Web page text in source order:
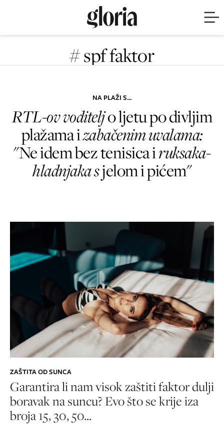
# spf faktor
NA PLAŽI S...
RTL-ov voditeljo ljetu po divljim
plažama izabačenim uvalama:
"Ne idem bez tenisica iruksaka-
hladnjaka sjelom i pićem"
ZAŠTITA OD SUNCA
Garantira li nam visok zaštiti faktor dulji
boravak na suncu? Evo što se krije iza
broja 15, 30, 50...